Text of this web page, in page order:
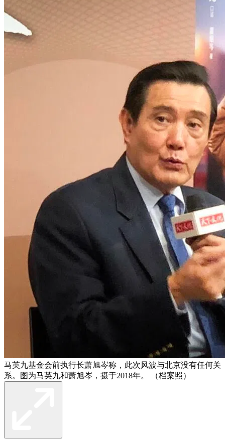
马英九基金会前执行长萧旭岑称，此次风波与北京没有任何关
系。图为马英九和萧旭岑，摄于2018年。 （档案照）